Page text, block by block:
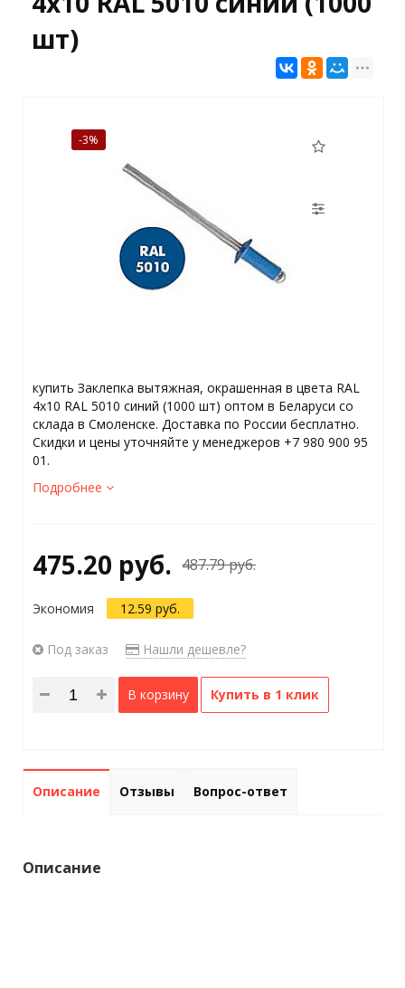
шт)
-3%
купить Заклепка вытяжная, окрашенная в цвета RAL
4x10 RAL 5010 синий (1000 шт) оптом в Беларуси со
склада в Смоленске. Доставка по России бесплатно.
Скидки и цены уточняйте у менеджеров +7 980 900 95
01.
Подробнее
475.20 руб. 487.79 руб.
Экономия 12.59 руб.
Под заказ Нашли дешевле?
В корзину Купить в 1 клик
Описание Отзывы Вопрос-ответ
Описание